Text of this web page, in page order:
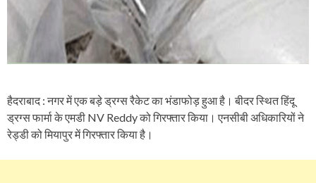
हैदराबाद : नगर में एक बड़े ड्रग्स रैकेट का भंडाफोड़ हुआ है। बीदर स्थित हिंदू
ड्रग्स फार्मा के एमडी NV Reddy को गिरफ्तार किया। एनसीबी अधिकारियों ने
रेड्डी को मियापुर में गिरफ्तार किया है।